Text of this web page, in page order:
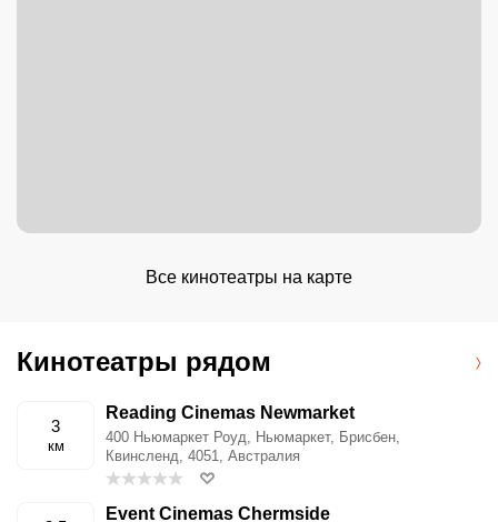
Все кинотеатры на карте
Кинотеатры рядом
3
км
Reading Cinemas Newmarket
400 Ньюмаркет Роуд, Ньюмаркет, Брисбен,
Квинсленд, 4051, Австралия
Event Cinemas Chermside